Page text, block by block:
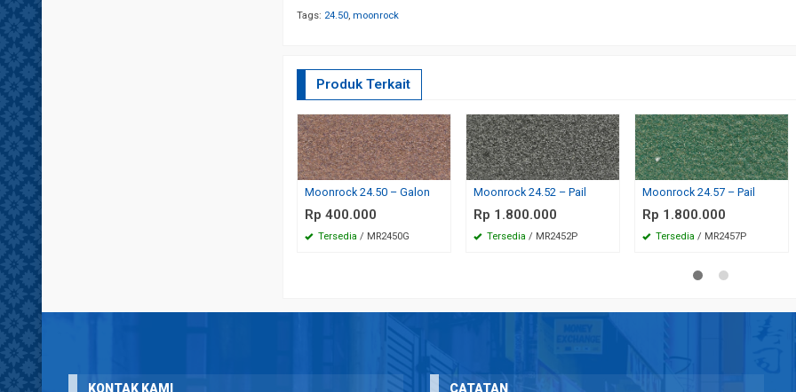
Tags: 24.50,moonrock
Produk Terkait
Moonrock 24.50 – Galon
Rp 400.000
Tersedia / MR2450G
Moonrock 24.52 – Pail
Rp 1.800.000
Tersedia / MR2452P
Moonrock 24.57 – Pail
Rp 1.800.000
Tersedia / MR2457P
KONTAK KAMI CATATAN